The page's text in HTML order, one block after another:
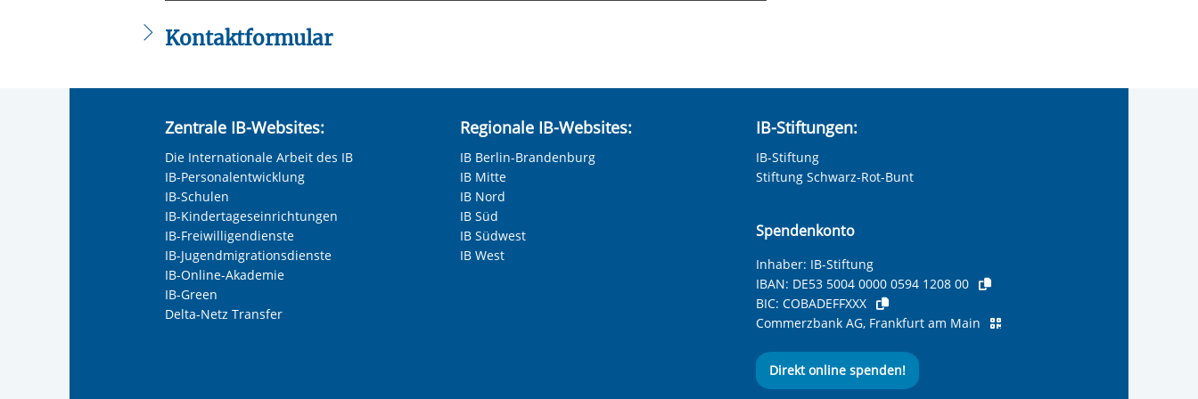
Vorherige Folie anzeigen Nächste Folie anzeigen
Kontaktformular
Keine Angabe
Frau
Herr
Neutrale Anrede
Unternehmen
Nachname, Vorname
Zentrale IB-Websites:
Die Internationale Arbeit des IB
IB-Personalentwicklung
IB-Schulen
IB-Kindertageseinrichtungen
IB-Freiwilligendienste
IB-Jugendmigrationsdienste
IB-Online-Akademie
IB-Green
Delta-Netz Transfer
Regionale IB-Websites:
IB Berlin-Brandenburg
IB Mitte
IB Nord
IB Süd
IB Südwest
IB West
IB-Stiftungen:
IB-Stiftung
Stiftung Schwarz-Rot-Bunt
Spendenkonto
Inhaber: IB-Stiftung
IBAN: DE53 5004 0000 0594 1208 00
BIC: COBADEFFXXX
Commerzbank AG, Frankfurt am Main
Direkt online spenden!